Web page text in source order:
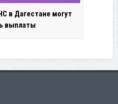
в Дагестане могут
выплаты